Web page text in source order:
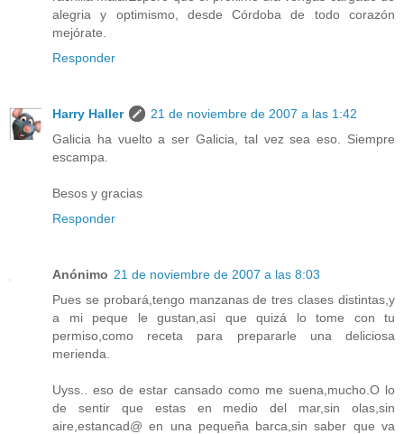
alegria y optimismo, desde Córdoba de todo corazón
mejórate.
Responder
Harry Haller
21 de noviembre de 2007 a las 1:42
Galicia ha vuelto a ser Galicia, tal vez sea eso. Siempre
escampa.
Besos y gracias
Responder
Anónimo 21 de noviembre de 2007 a las 8:03
Pues se probará,tengo manzanas de tres clases distintas,y
a mi peque le gustan,asi que quizá lo tome con tu
permiso,como receta para prepararle una deliciosa
merienda.
Uyss.. eso de estar cansado como me suena,mucho.O lo
de sentir que estas en medio del mar,sin olas,sin
aire,estancad@ en una pequeña barca,sin saber que va